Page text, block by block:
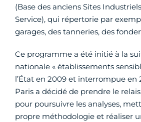
(Base des anciens Sites
Service), qui répertorie par
garages, des tanneries, des
Ce programme a été initié à la
nationale « établissements
l’État en 2009 et interrompue en
Paris a décidé de prendre le
pour poursuivre les analyses,
propre méthodologie et réaliser